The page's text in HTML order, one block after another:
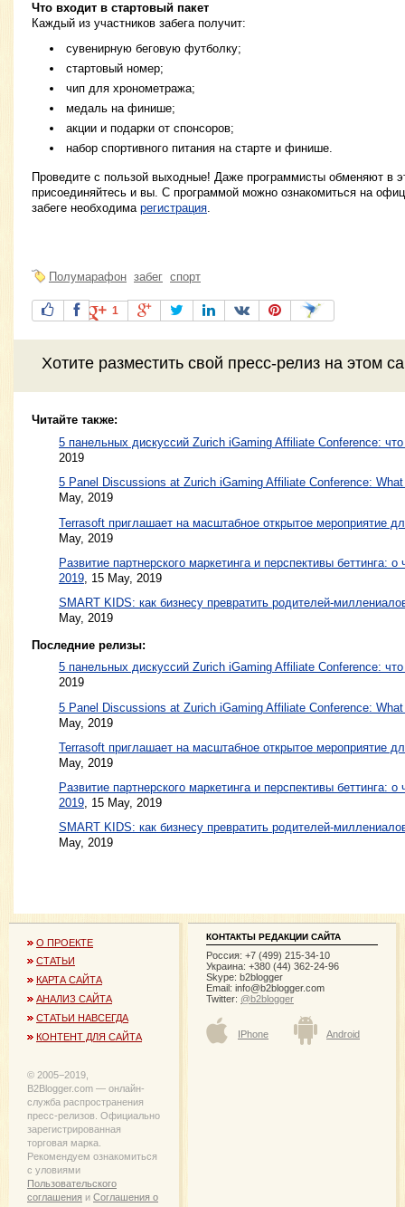
Что входит в стартовый пакет
Каждый из участников забега получит:
сувенирную беговую футболку;
стартовый номер;
чип для хронометража;
медаль на финише;
акции и подарки от спонсоров;
набор спортивного питания на старте и финише.
Проведите с пользой выходные! Даже программисты обменяют в
присоединяйтесь и вы. С программой можно ознакомиться на
забеге необходима регистрация.
Полумарафон забег спорт
1
Хотите разместить свой пресс-релиз на этом
Читайте также:
5 панельных дискуссий Zurich iGaming Affiliate Conference:
2019
5 Panel Discussions at Zurich iGaming Affiliate Conference:
May, 2019
Terrasoft приглашает на масштабное открытое мероприятие
May, 2019
Развитие партнерского маркетинга и перспективы беттинга:
2019 15 May, 2019
SMART KIDS: как бизнесу превратить родителей-
May, 2019
Последние релизы:
5 панельных дискуссий Zurich iGaming Affiliate Conference:
2019
5 Panel Discussions at Zurich iGaming Affiliate Conference:
May, 2019
Terrasoft приглашает на масштабное открытое мероприятие
May, 2019
Развитие партнерского маркетинга и перспективы беттинга:
2019, 15 May, 2019
SMART KIDS: как бизнесу превратить родителей-
May, 2019
О ПРОЕКТЕ
СТАТЬИ
КАРТА САЙТА
АНАЛИЗ САЙТА
СТАТЬИ НАВСЕГДА
КОНТЕНТ ДЛЯ САЙТА
© 2005−2019,
B2Blogger.com — онлайн-
служба распространения
пресс-релизов. Официально
зарегистрированная
торговая марка.
Рекомендуем ознакомиться
с уловиями
Пользовательского
соглашения и Соглашения о
КОНТАКТЫ РЕДАКЦИИ САЙТА
Россия: +7 (499) 215-34-10
Украина: +380 (44) 362-24-96
Skype: b2blogger
Email: info@b2blogger.com
Twitter: @b2blogger
IPhone Android